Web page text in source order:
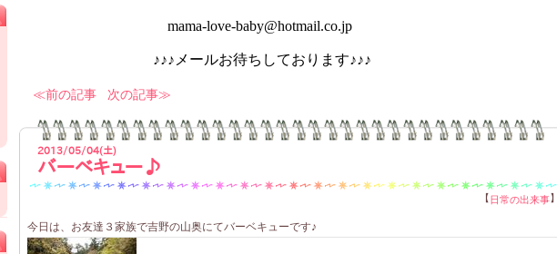
mama-love-baby@hotmail.co.jp
♪♪♪メールお待ちしております♪♪♪
前の記事 次の記事
2013/05/04(土)
バーベキュー♪
【 日常の出来事】
今日は、お友達３家族で吉野の山奥にてバーベキューです♪